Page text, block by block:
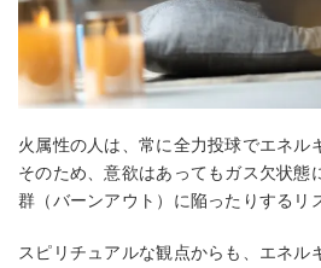
火属性の人は、常に全力投球でエネル
そのため、意欲はあってもガス欠状態
群（バーンアウト）に陥ったりするリ
スピリチュアルな観点からも、エネル